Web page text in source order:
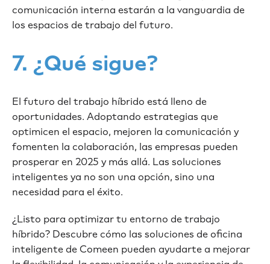
comunicación interna estarán a la vanguardia de
los espacios de trabajo del futuro.
7. ¿Qué sigue?
El futuro del trabajo híbrido está lleno de
oportunidades. Adoptando estrategias que
optimicen el espacio, mejoren la comunicación y
fomenten la colaboración, las empresas pueden
prosperar en 2025 y más allá. Las soluciones
inteligentes ya no son una opción, sino una
necesidad para el éxito.
¿Listo para optimizar tu entorno de trabajo
híbrido? Descubre cómo las soluciones de oficina
inteligente de Comeen pueden ayudarte a mejorar